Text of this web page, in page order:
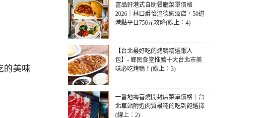
富品軒港式自助餐廳菜單價格
2026｜林口爵怡溫德姆酒店，50道
港點平日750元攻略(線上：4)
【台北最好吃的烤鴨精選懶人
包】- 鄉民食堂推薦十大台北市美
味必吃烤鴨！(線上：3)
一番地壽喜燒開封店菜單價格｜台
北車站附近肉質最穩的吃到飽選擇
(線上：2)